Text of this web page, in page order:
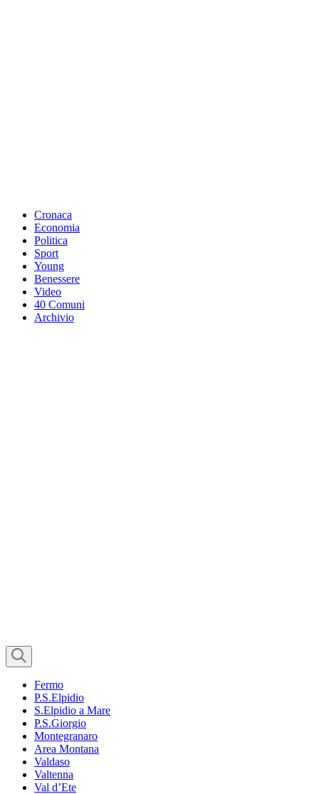
Cronaca
Economia
Politica
Sport
Young
Benessere
Video
40 Comuni
Archivio
Fermo
P.S.Elpidio
S.Elpidio a Mare
P.S.Giorgio
Montegranaro
Area Montana
Valdaso
Valtenna
Val d’Ete